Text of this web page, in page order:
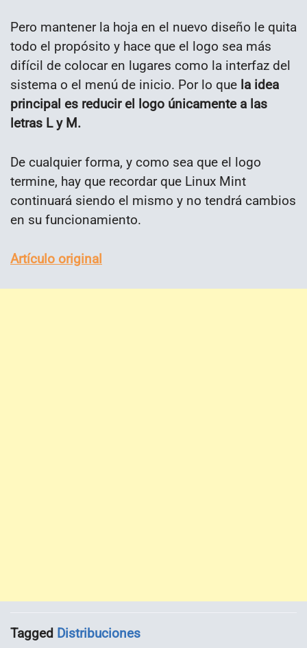
Pero mantener la hoja en el nuevo diseño le quita
todo el propósito y hace que el logo sea más
difícil de colocar en lugares como la interfaz del
sistema o el menú de inicio. Por lo que la idea
principal es reducir el logo únicamente a las
letras L y M.
De cualquier forma, y como sea que el logo
termine, hay que recordar que Linux Mint
continuará siendo el mismo y no tendrá cambios
en su funcionamiento.
Artículo original
Tagged Distribuciones